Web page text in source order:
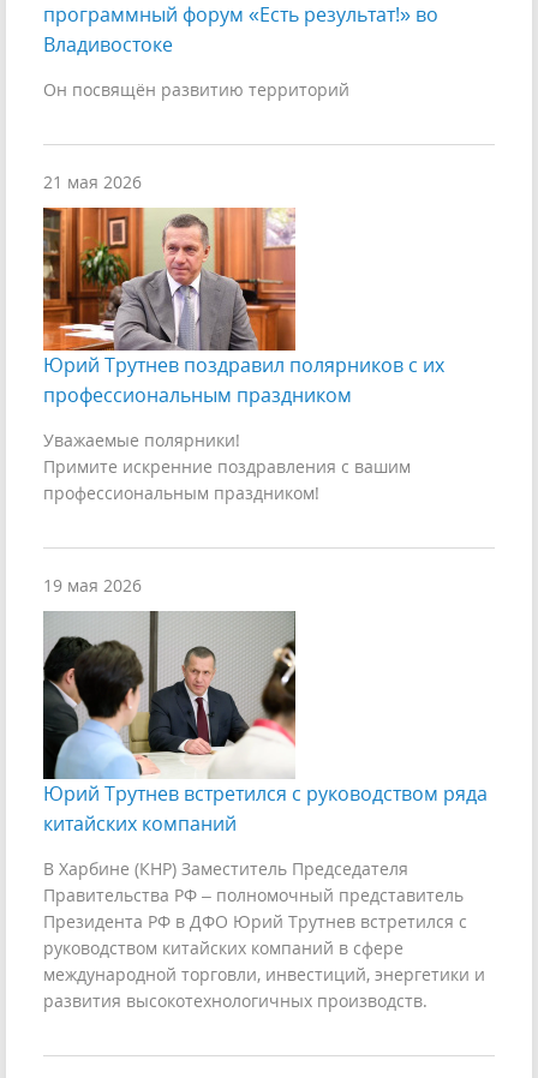
программный форум «Есть результат!» во
Владивостоке
Он посвящён развитию территорий
21 мая 2026
Юрий Трутнев поздравил полярников с их
профессиональным праздником
Уважаемые полярники!
Примите искренние поздравления с вашим
профессиональным праздником!
19 мая 2026
Юрий Трутнев встретился с руководством ряда
китайских компаний
В Харбине (КНР) Заместитель Председателя
Правительства РФ – полномочный представитель
Президента РФ в ДФО Юрий Трутнев встретился с
руководством китайских компаний в сфере
международной торговли, инвестиций, энергетики и
развития высокотехнологичных производств.